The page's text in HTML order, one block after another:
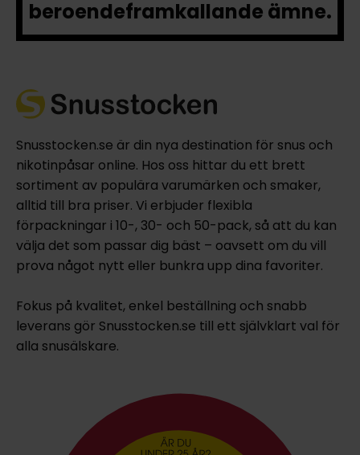
beroendeframkallande ämne.
Snusstocken.se är din nya destination för snus och
nikotinpåsar online. Hos oss hittar du ett brett
sortiment av populära varumärken och smaker,
alltid till bra priser. Vi erbjuder flexibla
förpackningar i 10-, 30- och 50-pack, så att du kan
välja det som passar dig bäst – oavsett om du vill
prova något nytt eller bunkra upp dina favoriter.
Fokus på kvalitet, enkel beställning och snabb
leverans gör Snusstocken.se till ett självklart val för
alla snusälskare.